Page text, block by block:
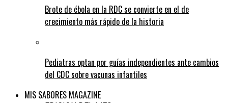
Brote de ébola en la RDC se convierte en el de
crecimiento más rápido de la historia
Pediatras optan por guías independientes ante cambios
del CDC sobre vacunas infantiles
MIS SABORES MAGAZINE